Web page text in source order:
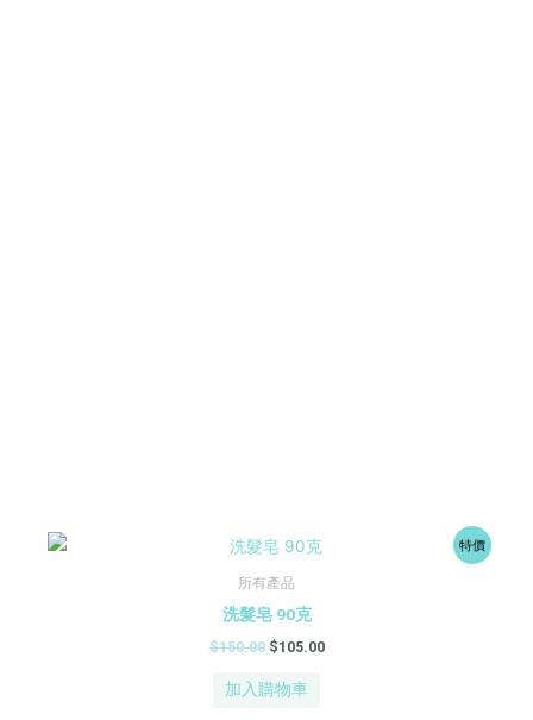
特價
所有產品
洗髮皂 90克
$150.00
原
始
價
$150.00。
$105.00
加入購物車